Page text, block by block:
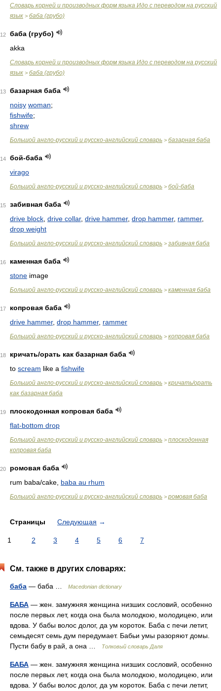
Словарь корней и производных форм языка Идо с переводом на русский
язык > баба (грубо)
12
баба (грубо)
akka
Словарь корней и производных форм языка Идо с переводом на русский
язык > баба (грубо)
13
базарная баба
noisy woman;
fishwife;
shrew
Большой англо-русский и русско-английский словарь > базарная баба
14
бой-баба
virago
Большой англо-русский и русско-английский словарь > бой-баба
15
забивная баба
drive block drive collar, drive hammer, drop hammer, rammer,
drop weight
Большой англо-русский и русско-английский словарь > забивная баба
16
каменная баба
stone image
Большой англо-русский и русско-английский словарь > каменная баба
17
копровая баба
drive hammer, drop hammer, rammer
Большой англо-русский и русско-английский словарь > копровая баба
18
кричать/орать как базарная баба
to scream like a fishwife
Большой англо-русский и русско-английский словарь > кричать/орать
как базарная баба
19
плоскодонная копровая баба
flat-bottom drop
Большой англо-русский и русско-английский словарь > плоскодонная
копровая баба
20
ромовая баба
rum baba/cake, baba au rhum
Большой англо-русский и русско-английский словарь > ромовая баба
Страницы Следующая →
1 2 3 4 5 6 7
См. также в других словарях:
баба — баба … Macedonian dictionary
БАБА — жен. замужняя женщина низших сословий, особенно
после первых лет, когда она была молодкою, молодицею, или
вдова. У бабы волос долог, да ум короток. Баба с печи летит,
семьдесят семь дум передумает. Бабьи умы разоряют домы.
Пусти бабу в рай, а она …
Толковый словарь Даля
БАБА — жен. замужняя женщина низших сословий, особенно
после первых лет, когда она была молодкою, молодицею, или
вдова. У бабы волос долог, да ум короток. Баба с печи летит,